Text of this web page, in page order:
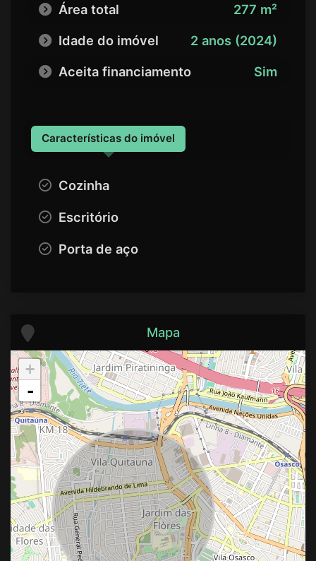
Área total
277 m²
Idade do imóvel
2 anos (2024)
Aceita financiamento
Sim
Características do imóvel
Cozinha
Escritório
Porta de aço
Mapa
+
-